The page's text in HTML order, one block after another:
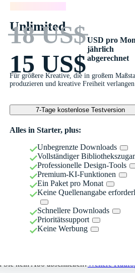
Unlimited
18 US$
15 US$
USD pro
jährlich
abgerechnet
Für größere Kreative, die in großem
produzieren und kreative Freiheit verlangen
7-Tage kostenlose Testversion
Alles in Starter, plus:
Unbegrenzte Downloads
Vollständiger
Professionelle Design-Tools
Premium-KI-Funktionen
Ein Paket pro Monat
Keine Quellenangabe
Schnellere Downloads
Prioritätssupport
Keine Werbung
Sie kein Abo abschließen?Weitere